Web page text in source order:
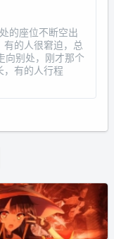
的座位不断空出
的人很窘迫，总
向别处，刚才那个
，有的人行程